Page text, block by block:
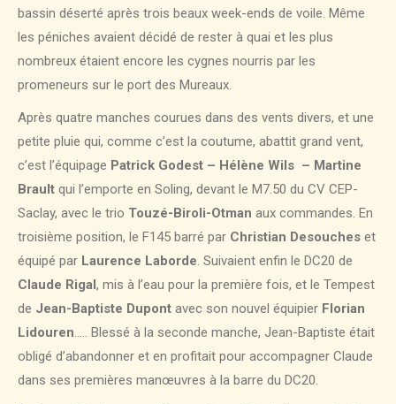
bassin déserté après trois beaux week-ends de voile. Même
les péniches avaient décidé de rester à quai et les plus
nombreux étaient encore les cygnes nourris par les
promeneurs sur le port des Mureaux.
Après quatre manches courues dans des vents divers, et une
petite pluie qui, comme c’est la coutume, abattit grand vent,
c’est l’équipage Patrick Godest – Hélène Wils – Martine
Brault qui l’emporte en Soling, devant le M7.50 du CV CEP-
Saclay, avec le trio Touzé-Biroli-Otman aux commandes. En
troisième position, le F145 barré par Christian Desouches et
équipé par Laurence Laborde. Suivaient enfin le DC20 de
Claude Rigal , mis à l’eau pour la première fois, et le Tempest
de Jean-Baptiste Dupont avec son nouvel équipier Florian
Lidouren….. Blessé à la seconde manche, Jean-Baptiste était
obligé d’abandonner et en profitait pour accompagner Claude
dans ses premières manœuvres à la barre du DC20.